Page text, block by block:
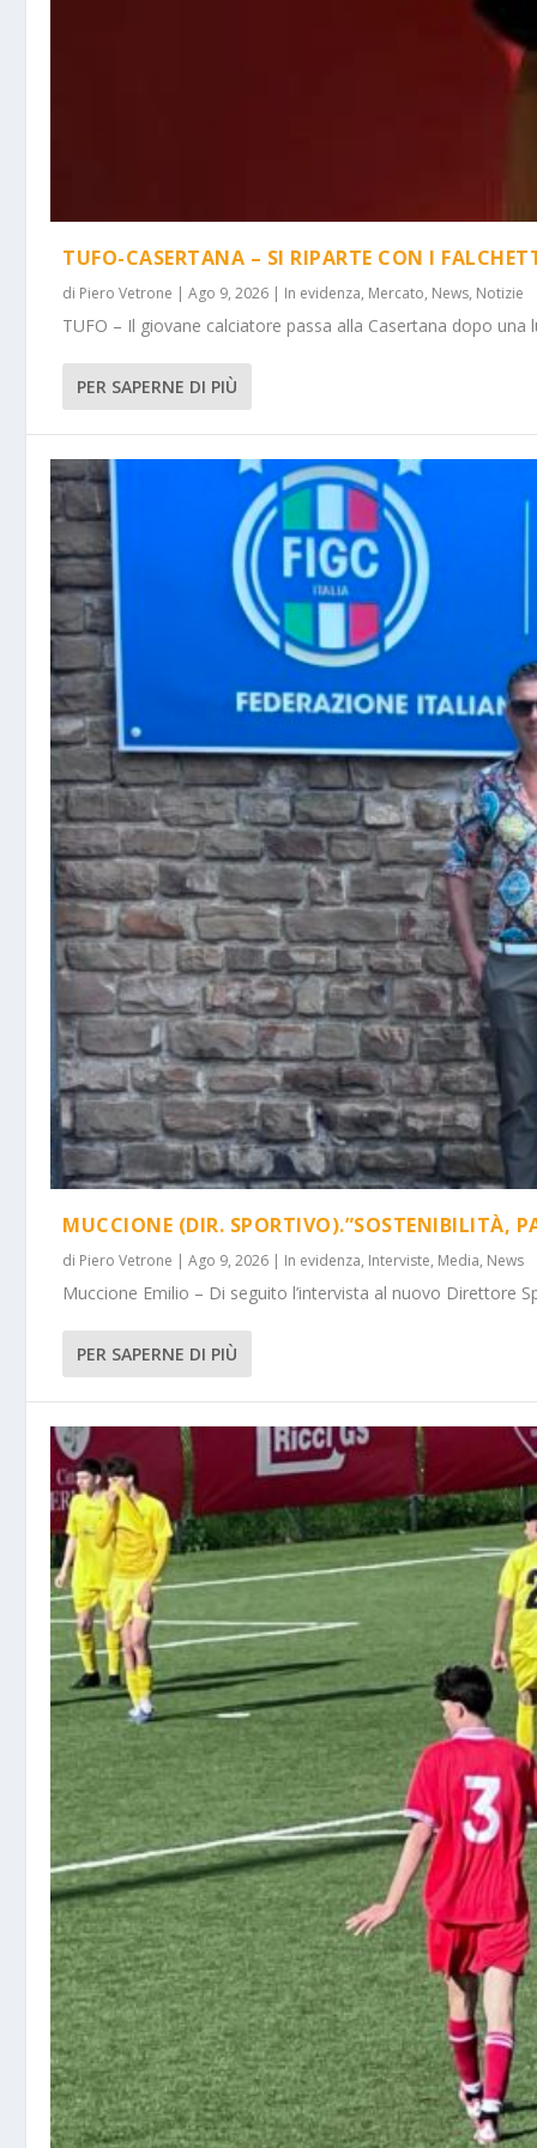
TUFO-CASERTANA – SI RIPARTE CON I
di Piero Vetrone |Ago 9, 2026 | In evidenza, Mercato, News, Notizie
TUFO – Il giovane calciatore passa alla Casertana dopo una
PER SAPERNE DI PIÙ
MUCCIONE (DIR. SPORTIVO).”SOSTENIBILITÀ,
di Piero Vetrone |Ago 9, 2026 | In evidenza, Interviste, Media, News
Muccione Emilio – Di seguito l’intervista al nuovo Direttore
PER SAPERNE DI PIÙ